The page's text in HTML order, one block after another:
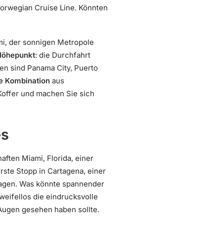
Cruise Line. Könnten
der sonnigen Metropole
: die Durchfahrt
sind Panama City, Puerto
Kombination aus
und machen Sie sich
Miami, Florida, einer
Stopp in Cartagena, einer
Was könnte spannender
die eindrucksvolle
gesehen haben sollte.